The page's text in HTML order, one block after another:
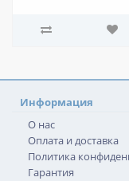
Информация
О нас
Оплата и доставка
Политика
Гарантия